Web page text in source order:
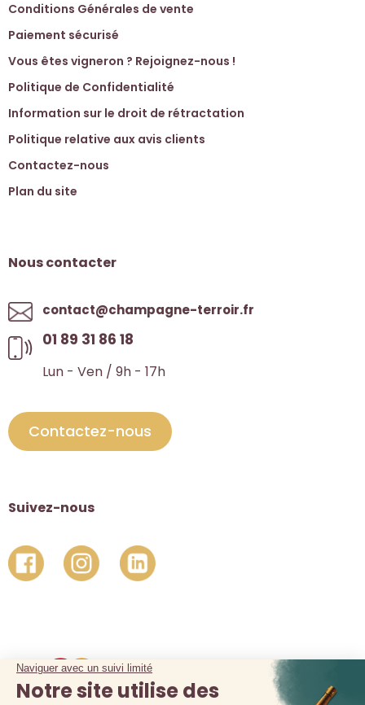
Conditions Générales de vente
Paiement sécurisé
Vous êtes vigneron ? Rejoignez-nous !
Politique de Confidentialité
Information sur le droit de rétractation
Politique relative aux avis clients
Contactez-nous
Plan du site
Nous contacter
contact@champagne-terroir.fr
01 89 31 86 18
Lun - Ven / 9h - 17h
Contactez-nous
Suivez-nous